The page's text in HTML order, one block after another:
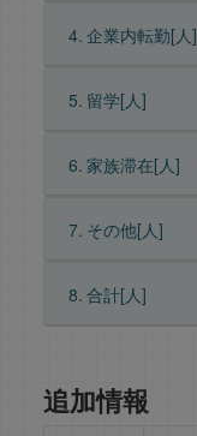
4. 企業内転勤[人]
5. 留学[人]
6. 家族滞在[人]
7. その他[人]
8. 合計[人]
追加情報